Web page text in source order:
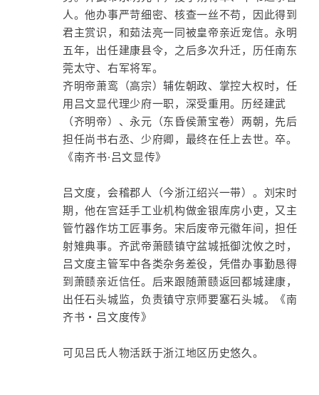
人。他办事严苛细密、核查一丝不苟，因此得到
君主赏识，和茹法亮一同被皇帝亲近宠信。永明
五年，出任建康县令，之后多次升迁，历任南东
莞太守、右军将军。
齐明帝萧鸾（高宗）辅佐朝政、掌控大权时，任
用吕文显代理少府一职，深受重用。历经建武
（齐明帝）、永元（东昏侯萧宝卷）两朝，先后
担任尚书右丞、少府卿，最终在任上去世。卒。
《南齐书·吕文显传》
吕文度，会稽郡人（今浙江绍兴一带）。刘宋时
期，他在宫廷手工业机构做金银库房小吏，又主
管竹器作坊工匠事务。宋后废帝元徽年间，担任
射雉典事。齐武帝萧赜镇守盆城抵御沈攸之时，
吕文度主管军中各类杂务差役，凭借办事勤恳得
到萧赜亲近信任。后来跟随萧赜返回都城建康，
出任石头城监，负责镇守京师要塞石头城。《南
齐书・吕文度传》
可见吕氏人物活跃于浙江地区历史悠久。